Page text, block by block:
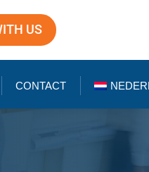
US
CONTACT